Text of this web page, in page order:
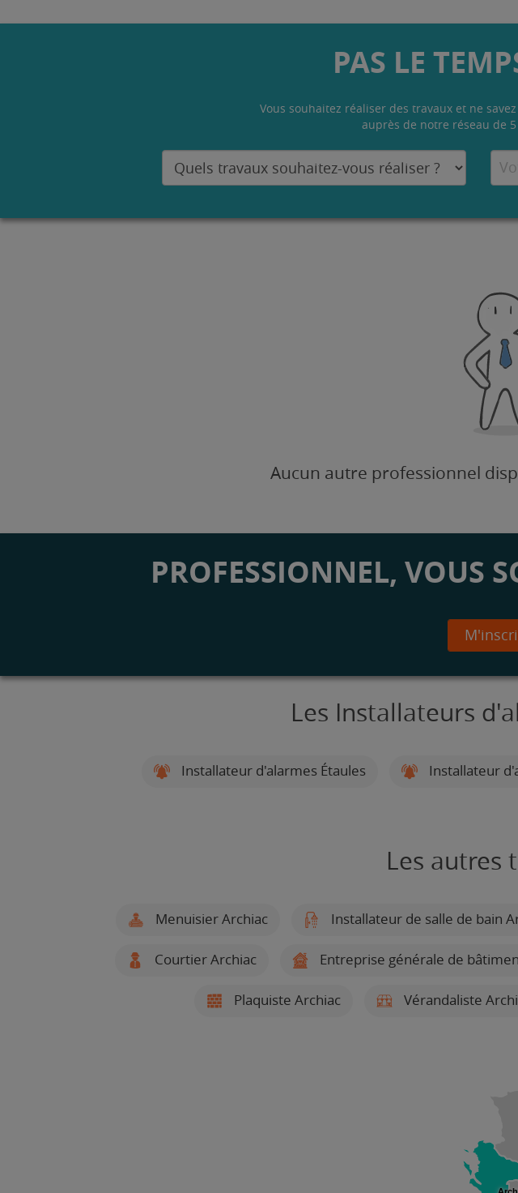
PAS LE
Vous souhaitez réaliser des travaux et ne
auprès de notre réseau de
Aucun autre professionnel
PROFESSIONNEL, VOUS
Les Installateurs
Installateur d'alarmes Étaules Installateur
Les autres
Menuisier Archiac Installateur de salle de bain
Courtier Archiac Entreprise générale de
Plaquiste Archiac Vérandaliste